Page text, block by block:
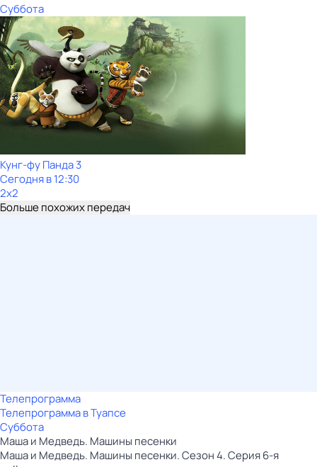
Суббота
Кунг-фу Панда 3
Сегодня в 12:30
2x2
Больше похожих передач
Телепрограмма
Телепрограмма в Туапсе
Суббота
Маша и Медведь. Машины песенки
Маша и Медведь. Машины песенки. Сезон 4. Серия 6-я